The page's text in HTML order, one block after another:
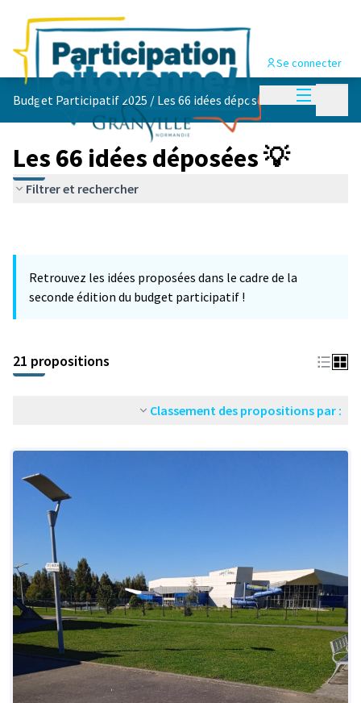
Menu
Se connecter
Budget Participatif 2025 / Les 66 idées déposées 💡
Les 66 idées déposées 💡
Filtrer et rechercher
Retrouvez les idées proposées dans le cadre de la
seconde édition du budget participatif !
21 propositions
Classement des propositions par :